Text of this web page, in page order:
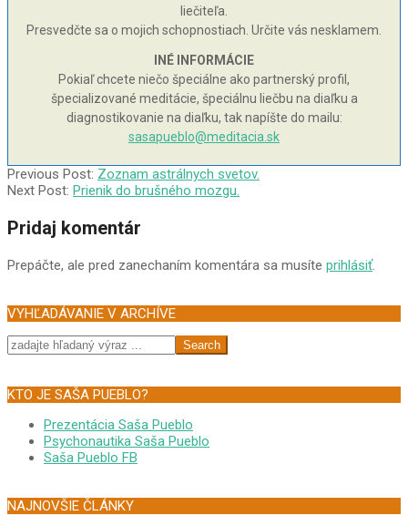
liečiteľa.
Presvedčte sa o mojich schopnostiach. Určite vás nesklamem.
INÉ INFORMÁCIE
Pokiaľ chcete niečo špeciálne ako partnerský profil,
špecializované meditácie, špeciálnu liečbu na diaľku a
diagnostikovanie na diaľku, tak napíšte do mailu:
sasapueblo@meditacia.sk
2003-
02-
Previous Post: Zoznam astrálnych svetov.
Next Post: Prienik do brušného mozgu.
Pridaj komentár
Prepáčte, ale pred zanechaním komentára sa musíte prihlásiť.
VYHĽADÁVANIE V ARCHÍVE
Search
KTO JE SAŠA PUEBLO?
Prezentácia Saša Pueblo
Psychonautika Saša Pueblo
Saša Pueblo FB
NAJNOVŠIE ČLÁNKY